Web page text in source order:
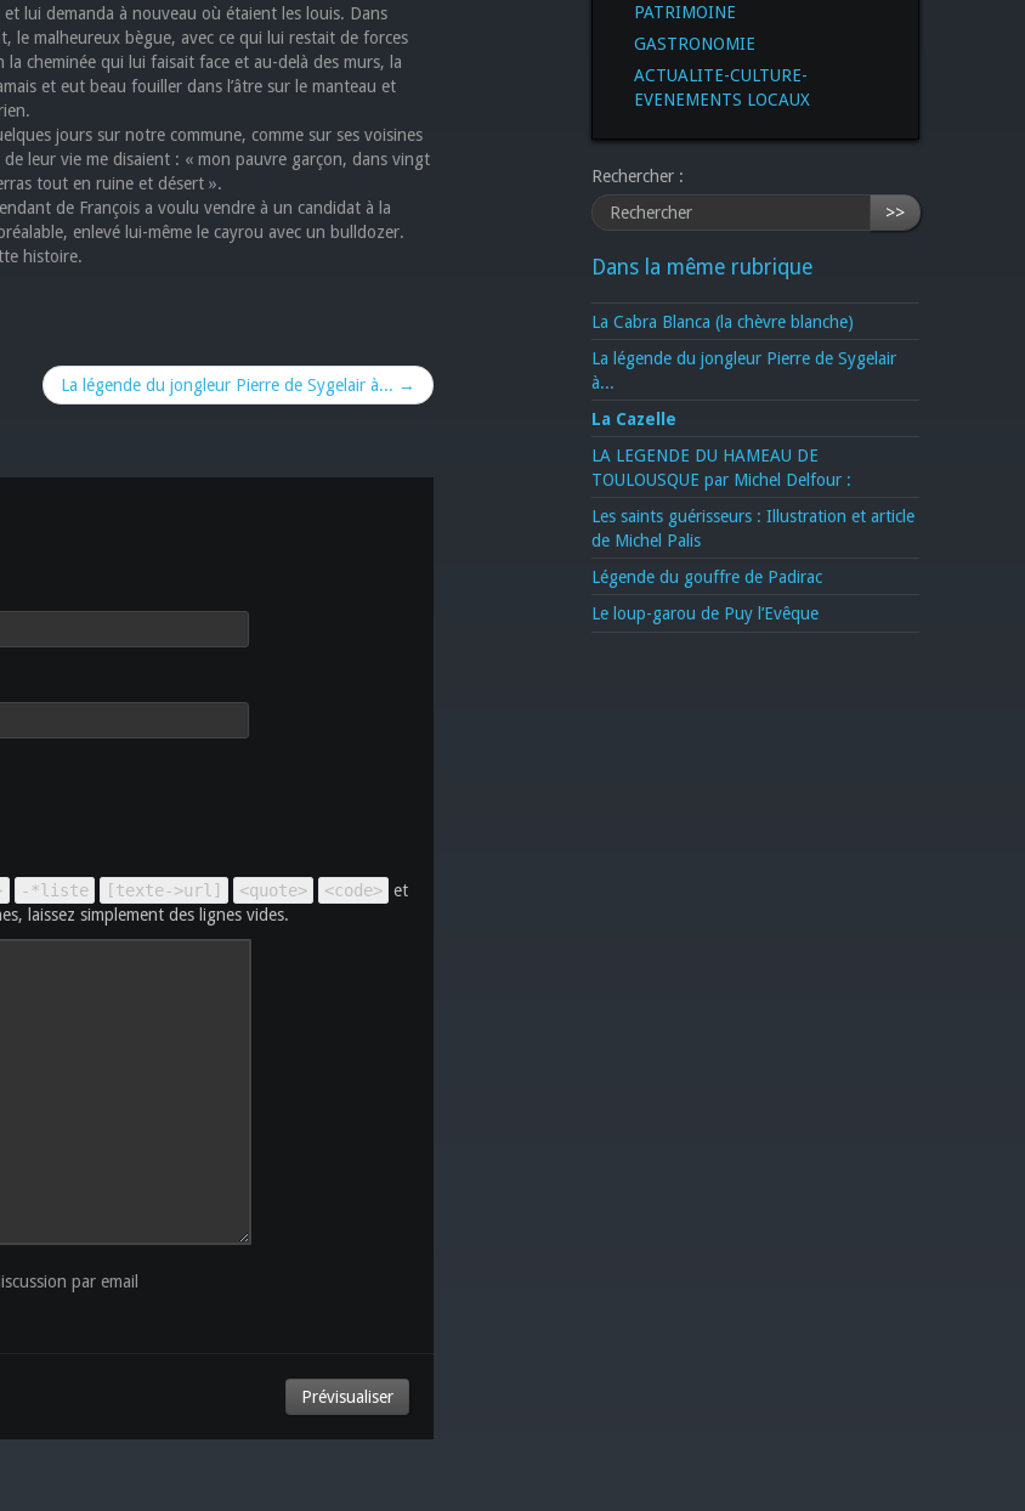
lui demanda à nouveau où étaient les louis. Dans
le malheureux bègue, avec ce qui lui restait de forces
cheminée qui lui faisait face et au-delà des murs, la
et eut beau fouiller dans l’âtre sur le manteau et
jours sur notre commune, comme sur ses voisines
leur vie me disaient : « mon pauvre garçon, dans vingt
tout en ruine et désert ».
de François a voulu vendre à un candidat à la
enlevé lui-même le cayrou avec un bulldozer.
histoire.
La légende du jongleur Pierre de Sygelair à... →
-*liste [texte->url] <quote> <code> et
laissez simplement des lignes vides.
par email
PATRIMOINE
GASTRONOMIE
ACTUALITE-CULTURE-
EVENEMENTS LOCAUX
Rechercher :
>>
Dans la même rubrique
La Cabra Blanca (la chèvre blanche)
La légende du jongleur Pierre de Sygelair
à...
La Cazelle
LA LEGENDE DU HAMEAU DE
TOULOUSQUE par Michel Delfour :
Les saints guérisseurs : Illustration et article
de Michel Palis
Légende du gouffre de Padirac
Le loup-garou de Puy l’Evêque